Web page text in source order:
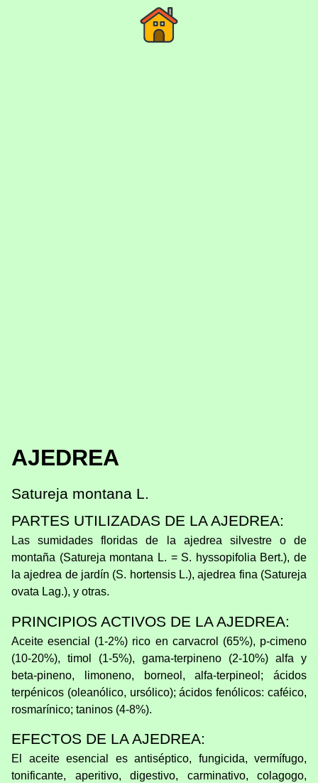
AJEDREA
Satureja montana L.
PARTES UTILIZADAS DE LA AJEDREA:
Las sumidades floridas de la ajedrea silvestre o de
montaña (Satureja montana L. = S. hyssopifolia Bert.), de
la ajedrea de jardín (S. hortensis L.), ajedrea fina (Satureja
ovata Lag.), y otras.
PRINCIPIOS ACTIVOS DE LA AJEDREA:
Aceite esencial (1-2%) rico en carvacrol (65%), p-cimeno
(10-20%), timol (1-5%), gama-terpineno (2-10%) alfa y
beta-pineno, limoneno, borneol, alfa-terpineol; ácidos
terpénicos (oleanólico, ursólico); ácidos fenólicos: caféico,
rosmarínico; taninos (4-8%).
EFECTOS DE LA AJEDREA:
El aceite esencial es antiséptico, fungicida, vermífugo,
tonificante, aperitivo, digestivo, carminativo, colagogo,